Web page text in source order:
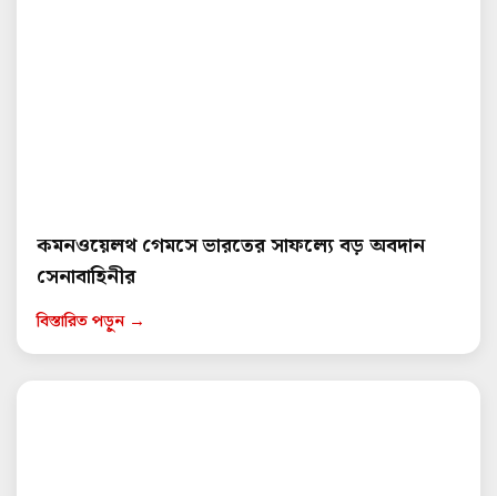
কমনওয়েলথ গেমসে ভারতের সাফল্যে বড় অবদান
সেনাবাহিনীর
বিস্তারিত পড়ুন →